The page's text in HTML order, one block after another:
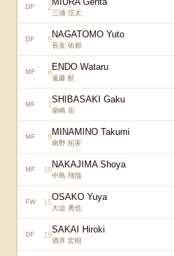
DF 2
三浦 弦太
DF 5NAGATOMO Yuto
長友 佑都
MF 6ENDO Wataru
遠藤 航
MF 7SHIBASAKI Gaku
柴崎 岳
MF 9MINAMINO Takumi
南野 拓実
MF 10NAKAJIMA Shoya
中島 翔哉
FW 15OSAKO Yuya
大迫 勇也
DF 19SAKAI Hiroki
酒井 宏樹